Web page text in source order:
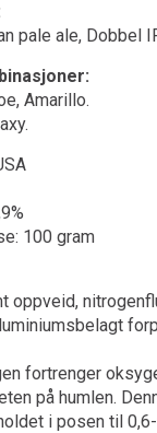
pale ale, Dobbel
Amarillo.
100 gram
oppveid,
fortrenger
på humlen.
i posen til